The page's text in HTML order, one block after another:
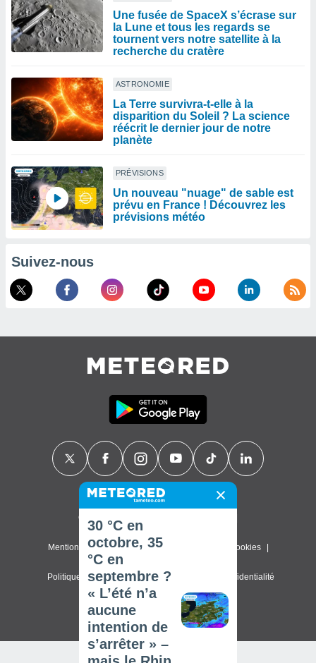
Une fusée de SpaceX s’écrase sur
la Lune et tous les regards se
tournent vers notre satellite à la
recherche du cratère
ASTRONOMIE
La Terre survivra-t-elle à la
disparition du Soleil ? La science
réécrit le dernier jour de notre
planète
PRÉVISIONS
Un nouveau "nuage" de sable est
prévu en France ! Découvrez les
prévisions météo
Suivez-nous
Contact
Mentions légales & Conditions d'utilisation Cookies
Politique de confidentialité Paramètres de confidentialité
© 2026 Meteored. Tous droits réservés
30 °C en
octobre, 35
°C en
septembre ?
« L’été n’a
aucune
intention de
s’arrêter » –